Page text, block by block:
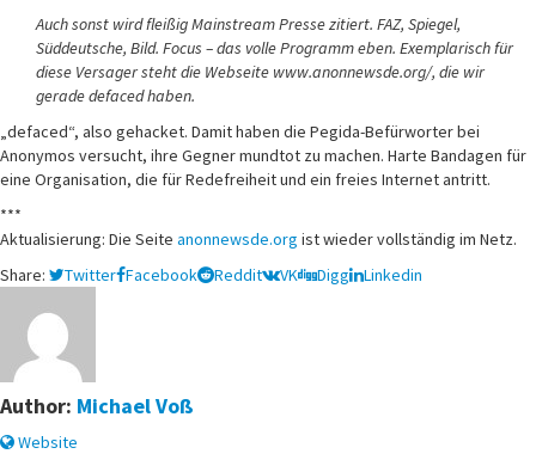
Auch sonst wird fleißig Mainstream Presse zitiert. FAZ, Spiegel,
Süddeutsche, Bild. Focus – das volle Programm eben. Exemplarisch für
diese Versager steht die Webseite www.anonnewsde.org/, die wir
gerade defaced haben.
„defaced“, also gehacket. Damit haben die Pegida-Befürworter bei
Anonymos versucht, ihre Gegner mundtot zu machen. Harte Bandagen für
eine Organisation, die für Redefreiheit und ein freies Internet antritt.
***
Aktualisierung: Die Seite anonnewsde.org ist wieder vollständig im Netz.
Share:
Twitter Facebook Reddit VK Digg Linkedin
Author: Michael Voß
Website